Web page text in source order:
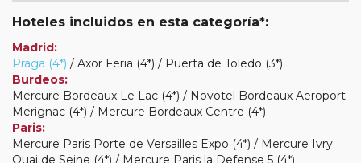
Hoteles incluidos en esta categoría*:
Madrid:
Praga (4*) / Axor Feria (4*) / Puerta de Toledo (3*)
Burdeos:
Mercure Bordeaux Le Lac (4*) / Novotel Bordeaux Aeroport
Merignac (4*) / Mercure Bordeaux Centre (4*)
Paris:
Mercure Paris Porte de Versailles Expo (4*) / Mercure Ivry
Quai de Seine (4*) / Mercure Paris la Defense 5 (4*)